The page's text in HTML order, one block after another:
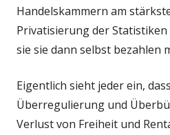
Handelskammern am
Privatisierung der
sie sie dann selbst bezahlen
Eigentlich sieht jeder ein,
Überregulierung und
Verlust von Freiheit und